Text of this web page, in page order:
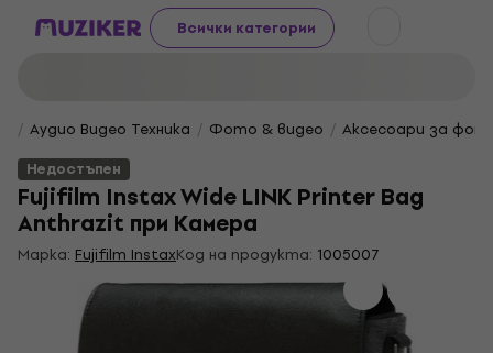
Всички категории
Аудио Видео Техника Фото & видео
Аксесоари за
Недостъпен
Fujifilm Instax Wide LINK Printer Bag
Anthrazit при Камера
Марка: Fujifilm InstaxКод на продукта: 1005007